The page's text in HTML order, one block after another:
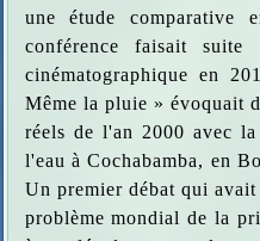
une étude comparative
conférence faisait suite
cinématographique en
Même la pluie » évoquait
réels de l'an 2000 avec
l'eau à Cochabamba, en
Un premier débat qui
problème mondial de la